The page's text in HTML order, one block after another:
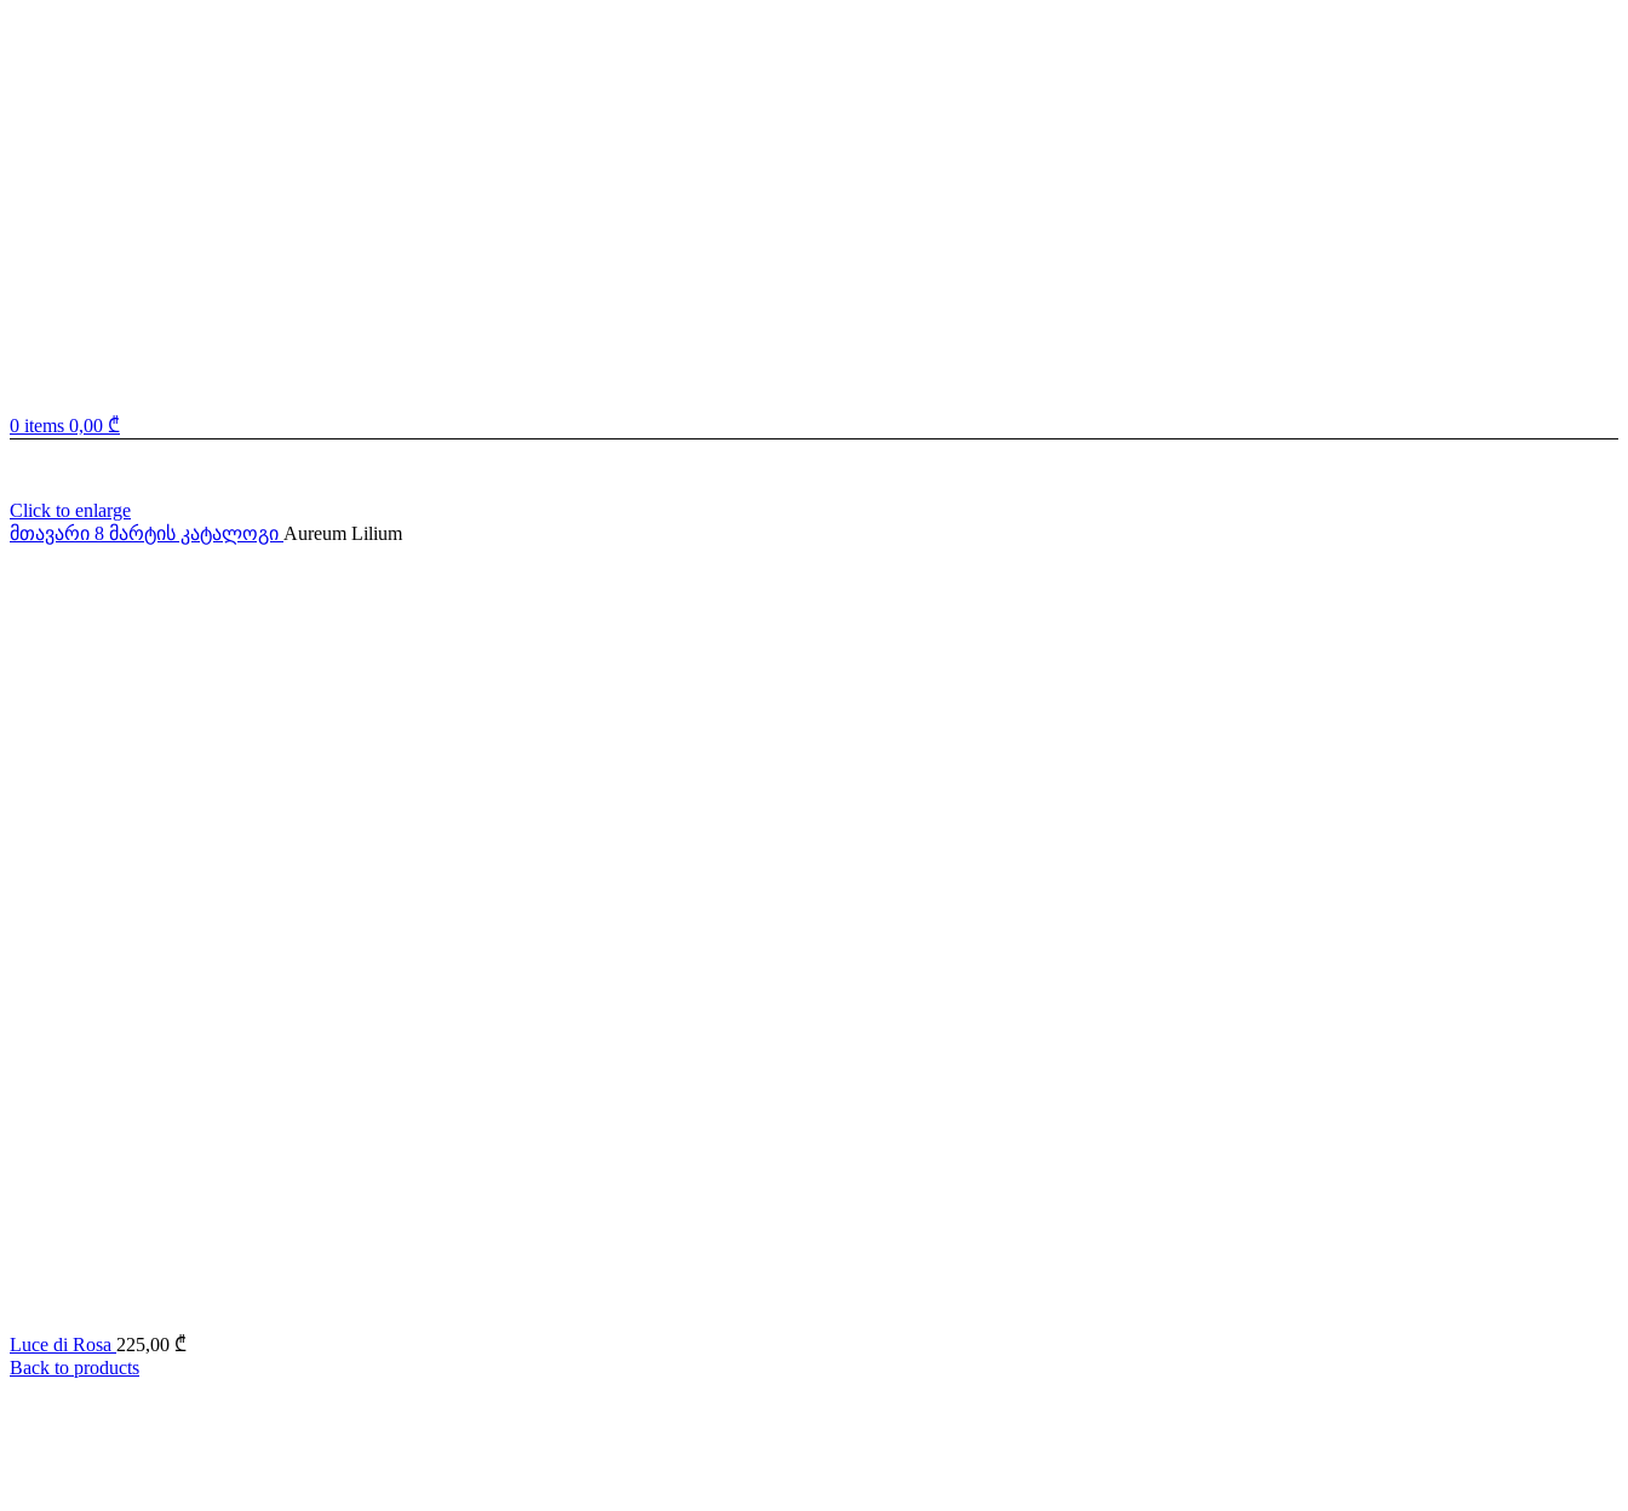
0 items 0,00 ₾
Click to enlarge
მთავარი 8 მარტის კატალოგი Aureum Lilium
Luce di Rosa 225,00 ₾
Back to products